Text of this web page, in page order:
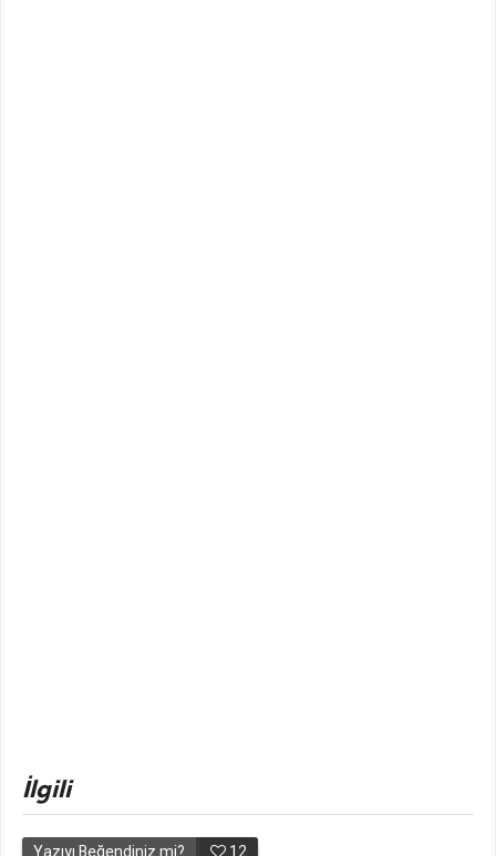
İlgili
Yazıyı Beğendiniz mi? 12